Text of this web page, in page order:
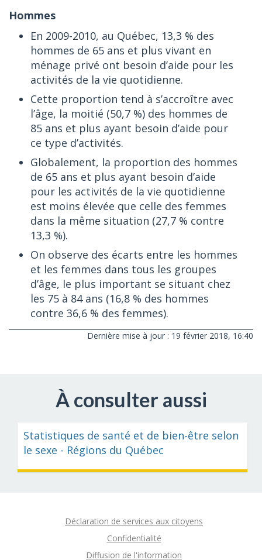
Hommes
En 2009-2010, au Québec, 13,3 % des
hommes de 65 ans et plus vivant en
ménage privé ont besoin d’aide pour les
activités de la vie quotidienne.
Cette proportion tend à s’accroître avec
l’âge, la moitié (50,7 %) des hommes de
85 ans et plus ayant besoin d’aide pour
ce type d’activités.
Globalement, la proportion des hommes
de 65 ans et plus ayant besoin d’aide
pour les activités de la vie quotidienne
est moins élevée que celle des femmes
dans la même situation (27,7 % contre
13,3 %).
On observe des écarts entre les hommes
et les femmes dans tous les groupes
d’âge, le plus important se situant chez
les 75 à 84 ans (16,8 % des hommes
contre 36,6 % des femmes).
Dernière mise à jour : 19 février 2018, 16:40
À consulter aussi
Statistiques de santé et de bien-être selon
le sexe - Régions du Québec
Déclaration de services aux citoyens
Confidentialité
Diffusion de l'information